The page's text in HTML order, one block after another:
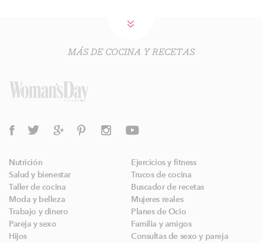
MÁS DE COCINA Y RECETAS
Nutrición
Ejercicios y fitness
Salud y bienestar
Trucos de cocina
Taller de cocina
Buscador de recetas
Moda y belleza
Mujeres reales
Trabajo y dinero
Planes de Ocio
Pareja y sexo
Familia y amigos
Hijos
Consultas de sexo y pareja